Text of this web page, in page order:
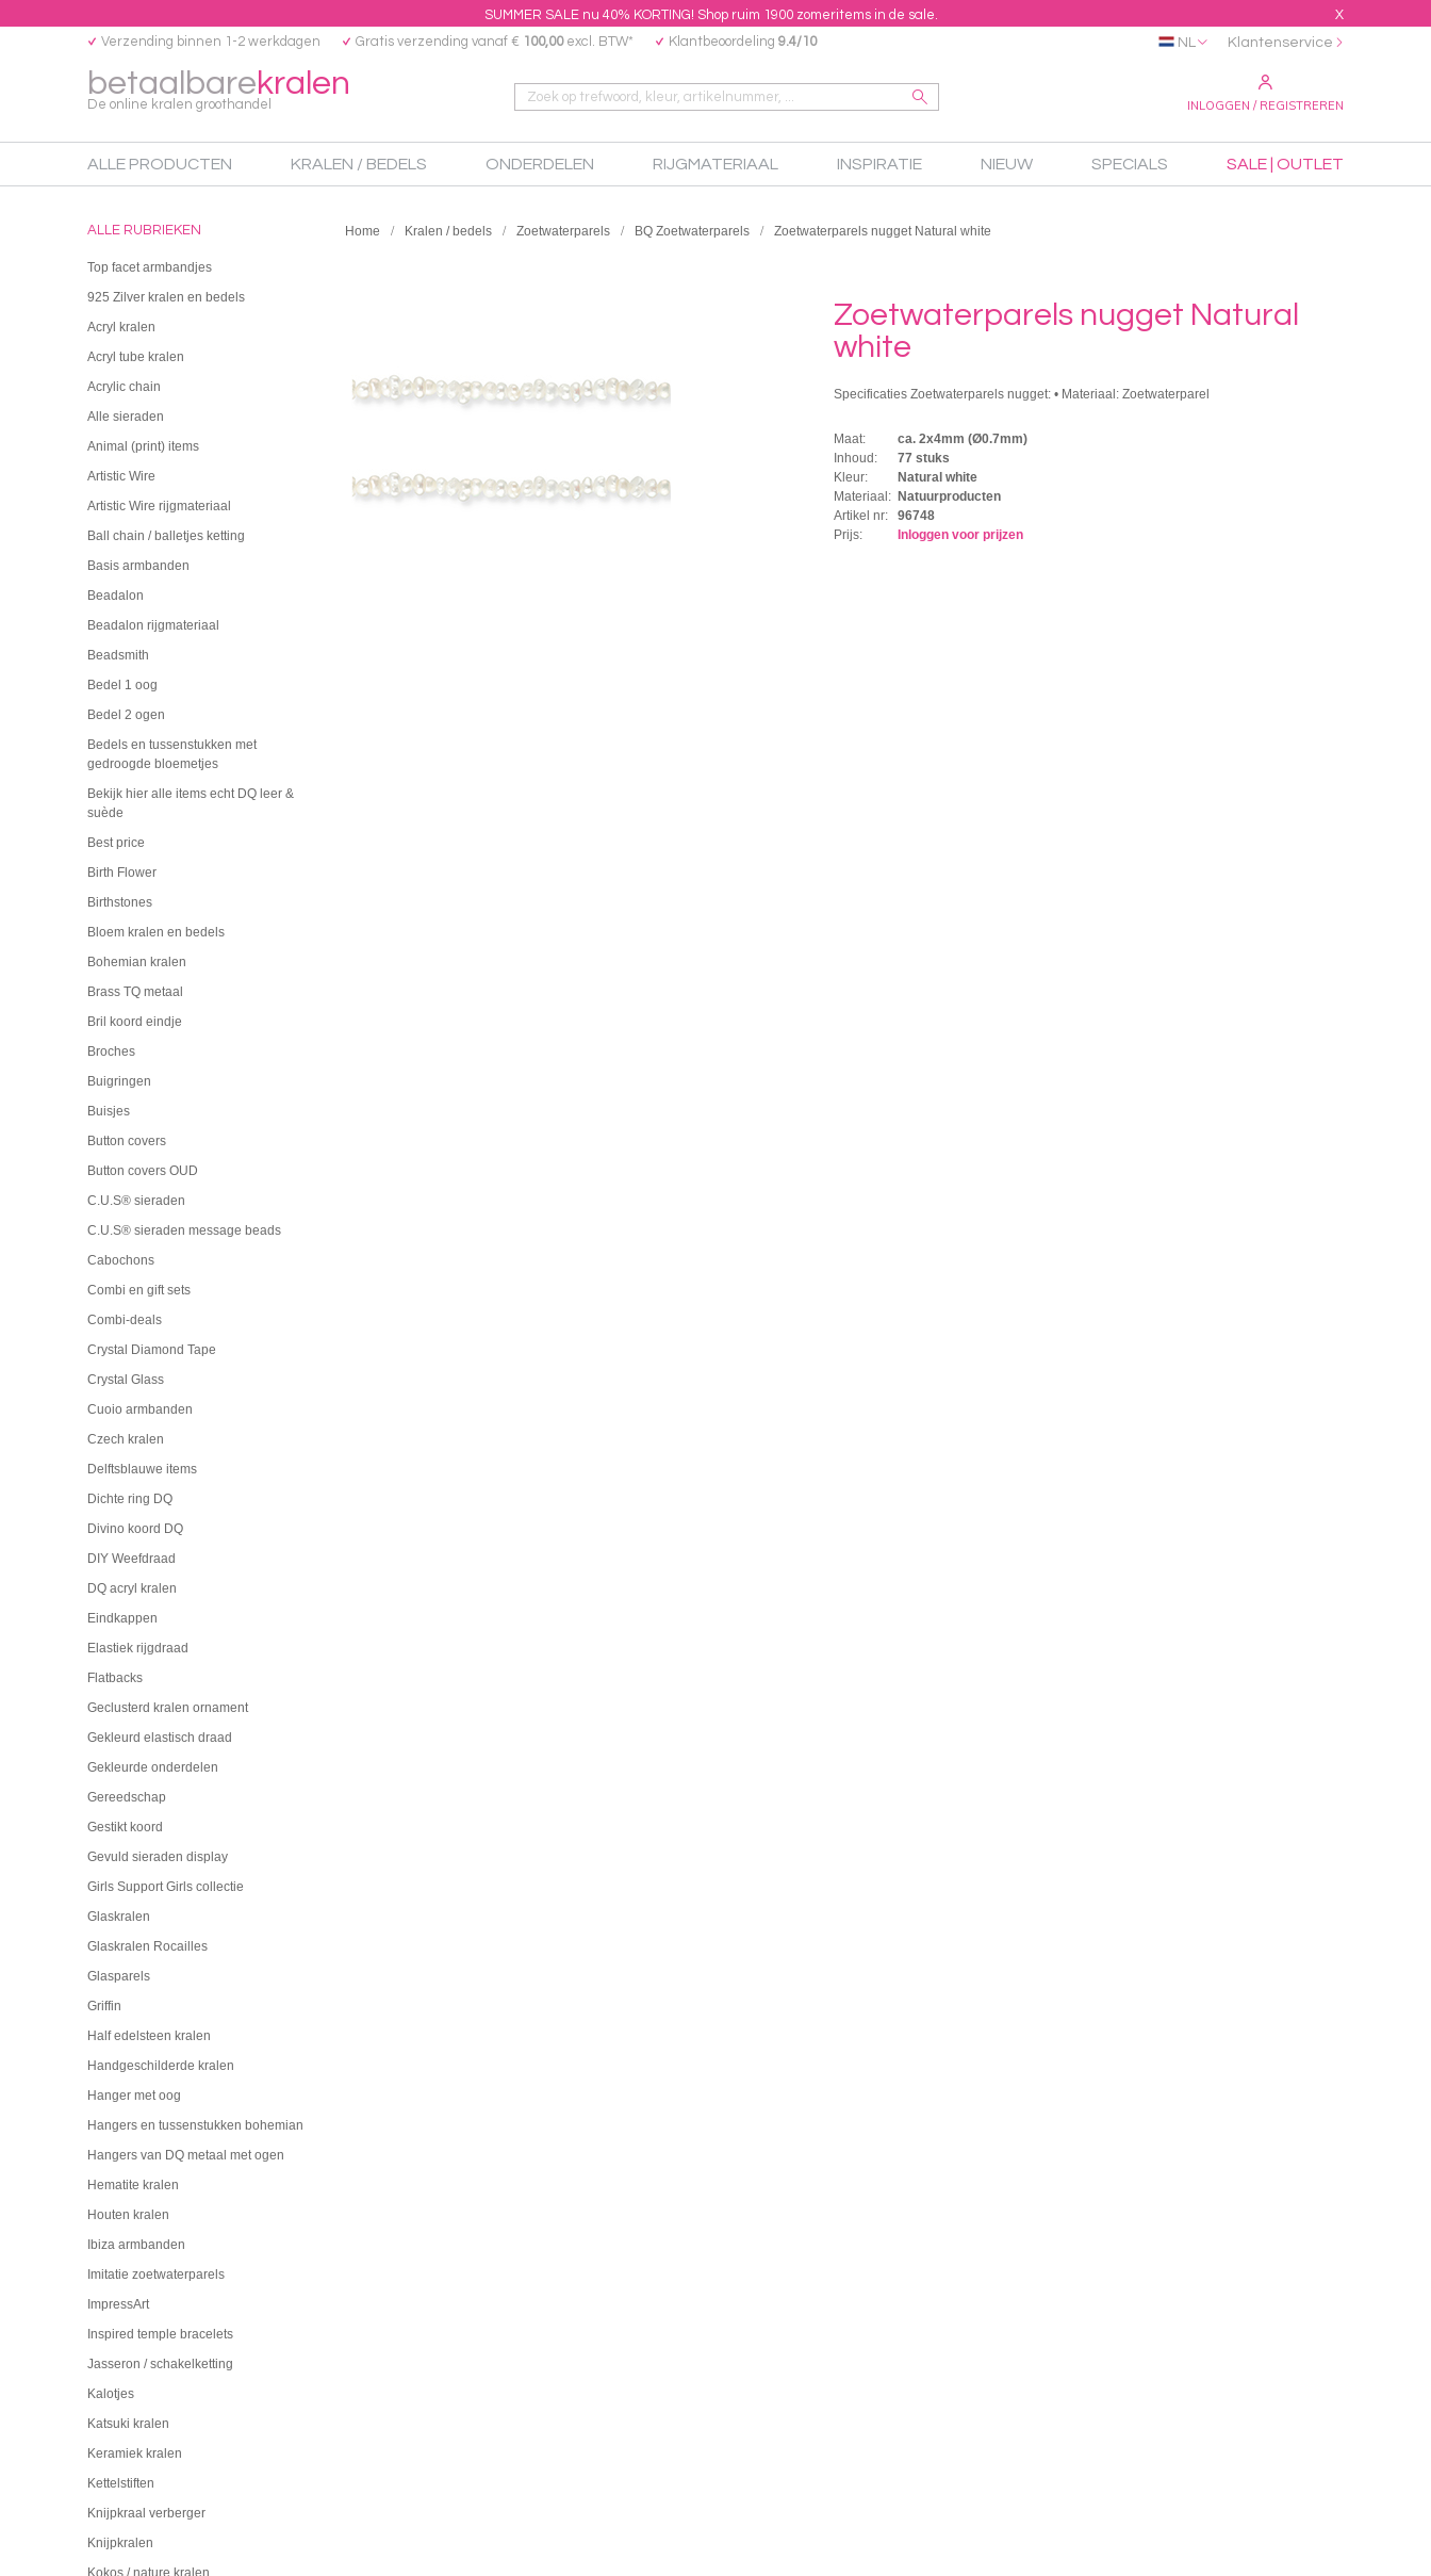
SUMMER SALE nu 40% KORTING! Shop ruim 1900 zomeritems in de sale. X
betaalbarekralen
De online kralen groothandel
Verzending binnen 1-2 werkdagen Gratis verzending vanaf € 100,00excl. BTW* Klantbeoordeling 9.4/10
INLOGGEN / REGISTREREN
NL Klantenservice
ALLE PRODUCTEN KRALEN / BEDELS ONDERDELEN RIJGMATERIAAL INSPIRATIE NIEUW SPECIALS SALE | OUTLET
ALLE RUBRIEKEN
Top facet armbandjes
925 Zilver kralen en bedels
Acryl kralen
Acryl tube kralen
Acrylic chain
Alle sieraden
Animal (print) items
Artistic Wire
Artistic Wire rijgmateriaal
Ball chain / balletjes ketting
Basis armbanden
Beadalon
Beadalon rijgmateriaal
Beadsmith
Bedel 1 oog
Bedel 2 ogen
Bedels en tussenstukken met
gedroogde bloemetjes
Bekijk hier alle items echt DQ leer &
suède
Best price
Birth Flower
Birthstones
Bloem kralen en bedels
Bohemian kralen
Brass TQ metaal
Bril koord eindje
Broches
Buigringen
Buisjes
Button covers
Button covers OUD
C.U.S® sieraden
C.U.S® sieraden message beads
Cabochons
Combi en gift sets
Combi-deals
Crystal Diamond Tape
Crystal Glass
Cuoio armbanden
Czech kralen
Delftsblauwe items
Dichte ring DQ
Divino koord DQ
DIY Weefdraad
DQ acryl kralen
Eindkappen
Elastiek rijgdraad
Flatbacks
Geclusterd kralen ornament
Gekleurd elastisch draad
Gekleurde onderdelen
Gereedschap
Gestikt koord
Gevuld sieraden display
Girls Support Girls collectie
Glaskralen
Glaskralen Rocailles
Glasparels
Griffin
Half edelsteen kralen
Handgeschilderde kralen
Hanger met oog
Hangers en tussenstukken bohemian
Hangers van DQ metaal met ogen
Hematite kralen
Houten kralen
Ibiza armbanden
Imitatie zoetwaterparels
ImpressArt
Inspired temple bracelets
Jasseron / schakelketting
Kalotjes
Katsuki kralen
Keramiek kralen
Kettelstiften
Knijpkraal verberger
Knijpkralen
Kokos / nature kralen
Home Kralen / bedels Zoetwaterparels BQ Zoetwaterparels Zoetwaterparels nugget Natural white
Zoetwaterparels nugget Natural
white
Specificaties Zoetwaterparels nugget: • Materiaal: Zoetwaterparel
Maat:
ca. 2x4mm (Ø0.7mm)
Inhoud:
77 stuks
Kleur:
Natural white
Materiaal: Natuurproducten
Artikel nr:
96748
Prijs:
Inloggen voor prijzen